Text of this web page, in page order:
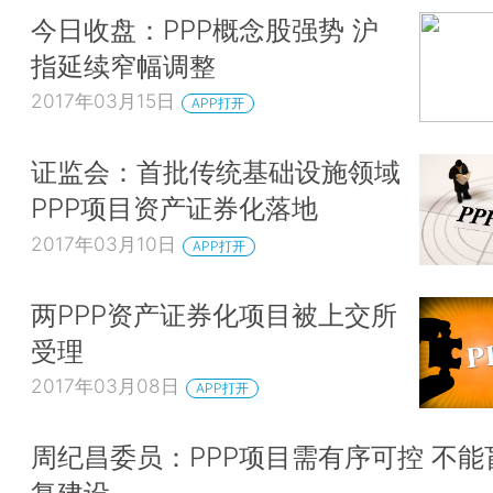
今日收盘：PPP概念股强势 沪
指延续窄幅调整
2017年03月15日 APP打开
证监会：首批传统基础设施领域
PPP项目资产证券化落地
2017年03月10日 APP打开
两PPP资产证券化项目被上交所
受理
2017年03月08日 APP打开
周纪昌委员：PPP项目需有序可控 不能